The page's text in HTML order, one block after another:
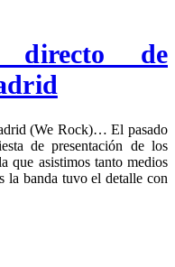
directo de
(We Rock)… El pasado
de presentación de los
que asistimos tanto medios
la banda tuvo el detalle con